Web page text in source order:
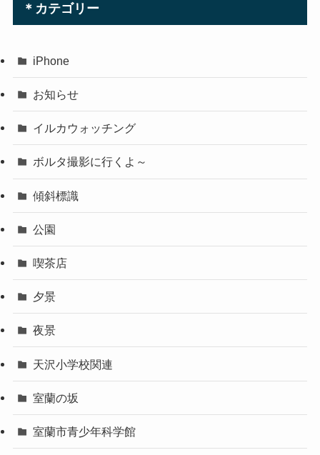
＊カテゴリー
iPhone
お知らせ
イルカウォッチング
ボルタ撮影に行くよ～
傾斜標識
公園
喫茶店
夕景
夜景
天沢小学校関連
室蘭の坂
室蘭市青少年科学館